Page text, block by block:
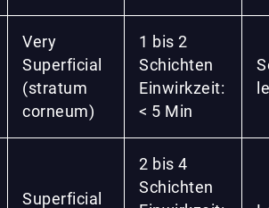
Very
Superficial
(stratum
corneum)
1 bis 2
Schichten
Einwirkzeit:
< 5 Min
Superficial
2 bis 4
Schichten